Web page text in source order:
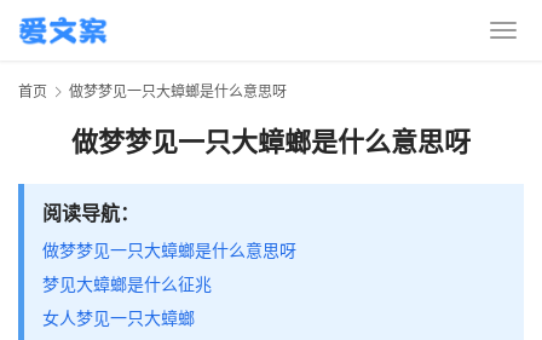
首页 做梦梦见一只大蟑螂是什么意思呀
做梦梦见一只大蟑螂是什么意思呀
阅读导航：
做梦梦见一只大蟑螂是什么意思呀
梦见大蟑螂是什么征兆
女人梦见一只大蟑螂